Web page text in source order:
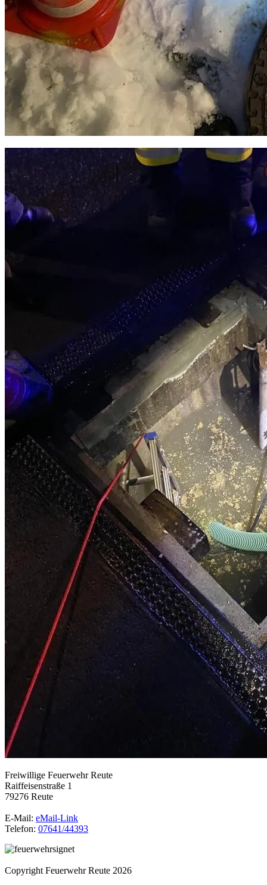
Freiwillige Feuerwehr Reute
Raiffeisenstraße 1
79276 Reute
E-Mail: eMail-Link
Telefon: 07641/44393
Copyright Feuerwehr Reute 2026